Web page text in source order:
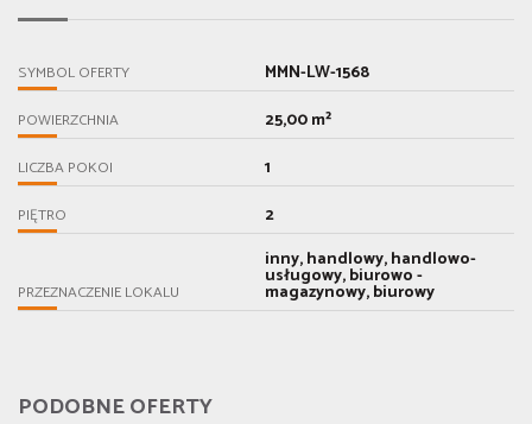
SYMBOL OFERTY MMN-LW-1568
POWIERZCHNIA 25,00 m²
LICZBA POKOI 1
PIĘTRO 2
PRZEZNACZENIE LOKALU
inny, handlowy, handlowo-
usługowy, biurowo -
magazynowy, biurowy
PODOBNE OFERTY